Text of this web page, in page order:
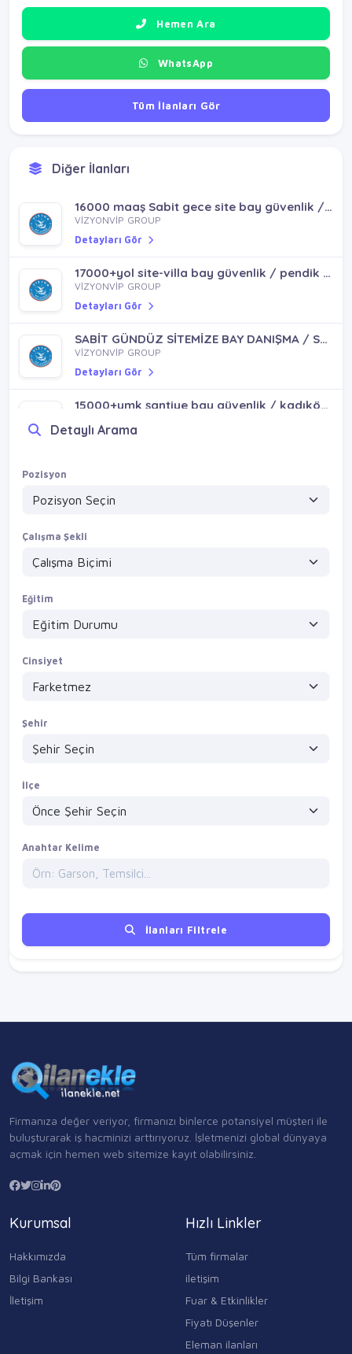
Hemen Ara
WhatsApp
Tüm İlanları Gör
Diğer İlanları
16000 maaş Sabit gece site bay güvenlik / ümraniye necipfazıl mh
VİZYONVİP GROUP
Detayları Gör
17000+yol site-villa bay güvenlik / pendik sultanbeyli tuzla
VİZYONVİP GROUP
Detayları Gör
SABİT GÜNDÜZ SİTEMİZE BAY DANIŞMA / SULTANBEYLİ PENDİK YENİŞEHİR MH
VİZYONVİP GROUP
Detayları Gör
15000+ymk şantiye bay güvenlik / kadıköy fikirtepe hasanpaşa göztepe bostancı kozyatağı
Detayları Gör
Detayları Gör
Detaylı Arama
Pozisyon
Çalışma Şekli
Eğitim
Cinsiyet
Şehir
İlçe
Anahtar Kelime
İlanları Filtrele
Firmanıza değer veriyor, firmanızı binlerce potansiyel müşteri ile
buluşturarak iş hacminizi arttırıyoruz. İşletmenizi global dünyaya
açmak için hemen web sitemize kayıt olabilirsiniz.
Kurumsal
Hakkımızda
Bilgi Bankası
İletişim
Hızlı Linkler
Tüm firmalar
iletişim
Fuar & Etkinlikler
Fiyatı Düşenler
Eleman ilanları